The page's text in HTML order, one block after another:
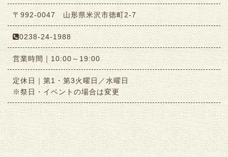
〒992-0047 山形県米沢市徳町2-7
0238-24-1988
営業時間｜10:00～19:00
定休日｜第1・第3火曜日／水曜日
※祭日・イベントの場合は変更